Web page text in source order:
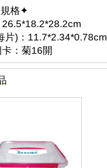
格✦
片)：11.7*2.34*0.78cm
：菊16開